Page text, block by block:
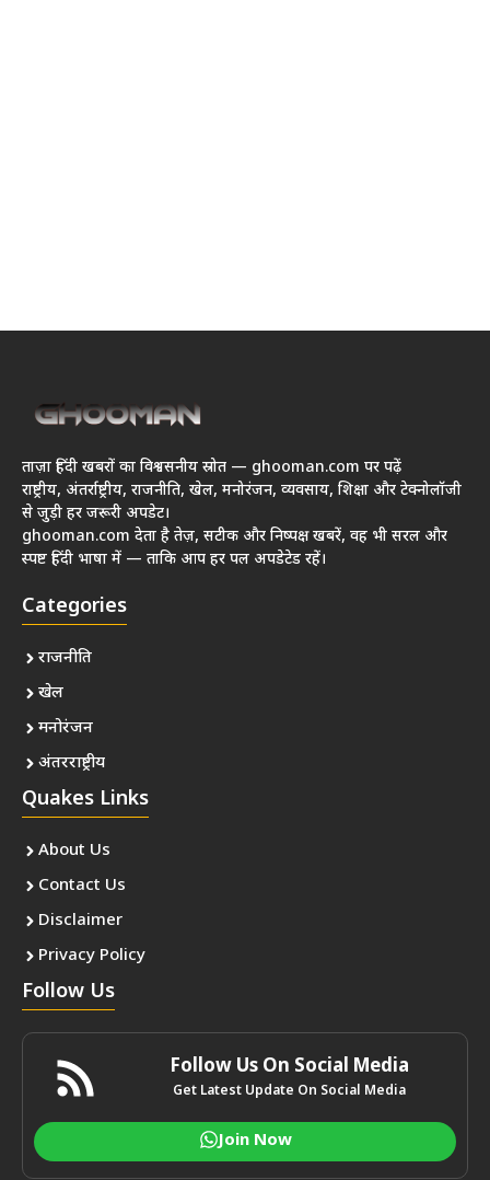
ताज़ा हिंदी खबरों का विश्वसनीय स्रोत — ghooman.com पर पढ़ें
राष्ट्रीय, अंतर्राष्ट्रीय, राजनीति, खेल, मनोरंजन, व्यवसाय, शिक्षा और टेक्नोलॉजी
से जुड़ी हर जरूरी अपडेट।
ghooman.com देता है तेज़, सटीक और निष्पक्ष खबरें, वह भी सरल और
स्पष्ट हिंदी भाषा में — ताकि आप हर पल अपडेटेड रहें।
Categories
राजनीति
खेल
मनोरंजन
अंतरराष्ट्रीय
Quakes Links
About Us
Contact Us
Disclaimer
Privacy Policy
Follow Us
Follow Us On Social Media
Get Latest Update On Social Media
Join Now